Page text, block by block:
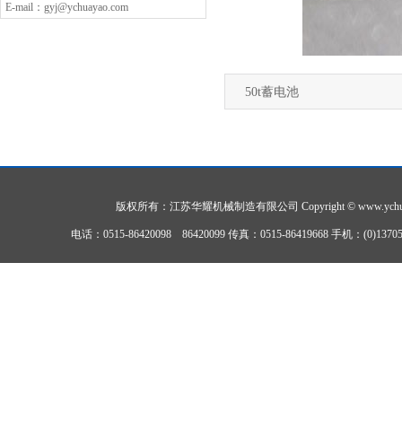
E-mail：gyj@ychuayao.com
50t蓄电池
版权所有：江苏华耀机械制造有限公司 Copyright ©
电话：0515-86420098 86420099 传真：0515-86419668 手机：